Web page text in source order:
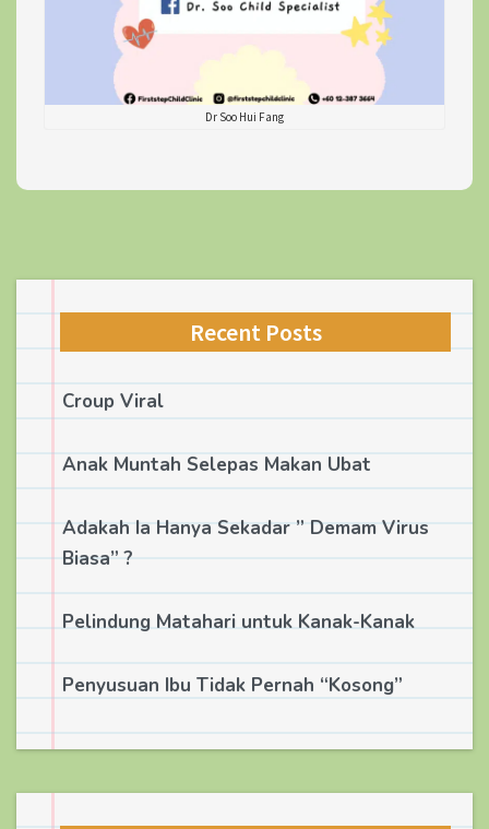
Dr Soo Hui Fang
Recent Posts
Croup Viral
Anak Muntah Selepas Makan Ubat
Adakah Ia Hanya Sekadar ” Demam Virus
Biasa” ?
Pelindung Matahari untuk Kanak-Kanak
Penyusuan Ibu Tidak Pernah “Kosong”